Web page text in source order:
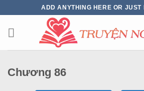
ADD ANYTHING HERE OR JUST
Chương 86